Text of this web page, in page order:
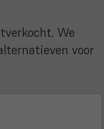
We
voor